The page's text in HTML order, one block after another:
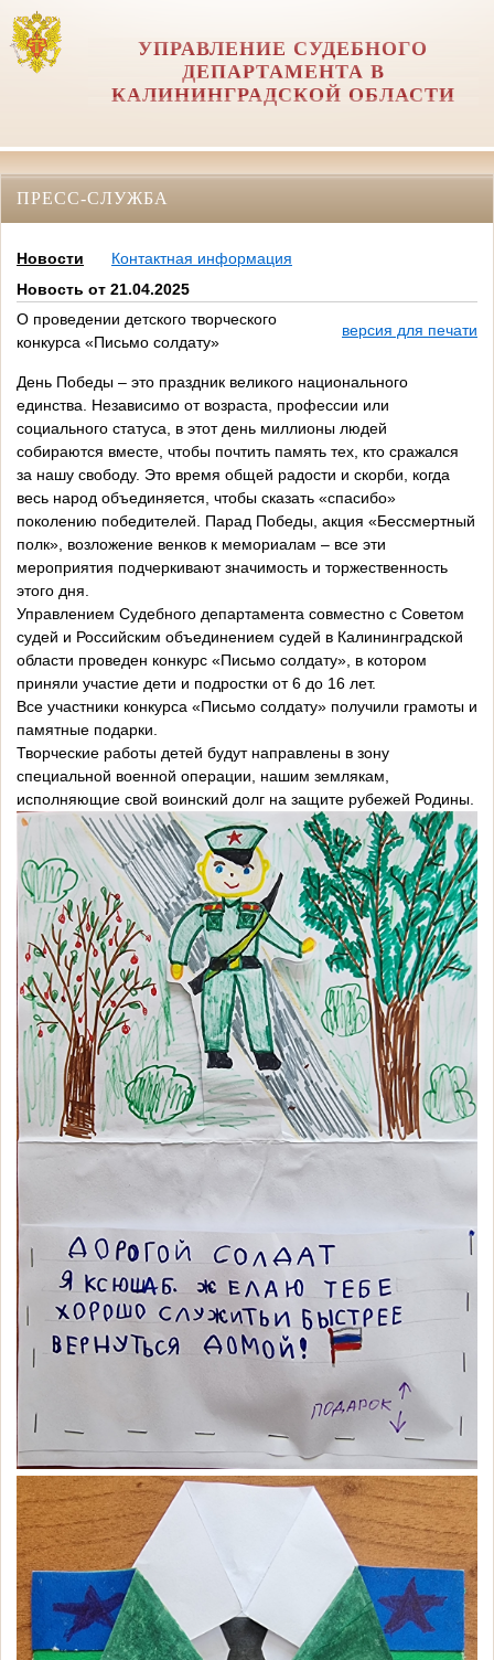
УПРАВЛЕНИЕ СУДЕБНОГО
ДЕПАРТАМЕНТА В
КАЛИНИНГРАДСКОЙ ОБЛАСТИ
ПРЕСС-СЛУЖБА
Новости
Контактная информация
Новость от 21.04.2025
О проведении детского творческого
конкурса «Письмо солдату»
версия для печати
День Победы – это праздник великого национального
единства. Независимо от возраста, профессии или
социального статуса, в этот день миллионы людей
собираются вместе, чтобы почтить память тех, кто сражался
за нашу свободу. Это время общей радости и скорби, когда
весь народ объединяется, чтобы сказать «спасибо»
поколению победителей. Парад Победы, акция «Бессмертный
полк», возложение венков к мемориалам – все эти
мероприятия подчеркивают значимость и торжественность
этого дня.
Управлением Судебного департамента совместно с Советом
судей и Российским объединением судей в Калининградской
области проведен конкурс «Письмо солдату», в котором
приняли участие дети и подростки от 6 до 16 лет.
Все участники конкурса «Письмо солдату» получили грамоты и
памятные подарки.
Творческие работы детей будут направлены в зону
специальной военной операции, нашим землякам,
исполняющие свой воинский долг на защите рубежей Родины.